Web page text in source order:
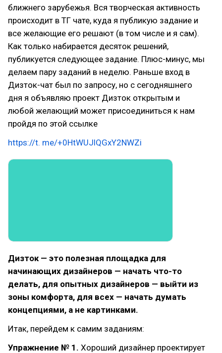
ближнего зарубежья. Вся творческая активность
происходит в ТГ чате, куда я публикую задание и
все желающие его решают (в том числе и я сам).
Как только набирается десяток решений,
публикуется следующее задание. Плюс-минус, мы
делаем пару заданий в неделю. Раньше вход в
Дизток-чат был по запросу, но с сегодняшнего
дня я объявляю проект Дизток открытым и
любой желающий может присоединиться к нам
пройдя по этой ссылке
https://t. me/+0HtWUJlQGxY2NWZi
Дизток — это полезная площадка для
начинающих дизайнеров — начать что-то
делать, для опытных дизайнеров — выйти из
зоны комфорта, для всех — начать думать
концепциями, а не картинками.
Итак, перейдем к самим заданиям:
Упражнение № 1. Хороший дизайнер проектирует